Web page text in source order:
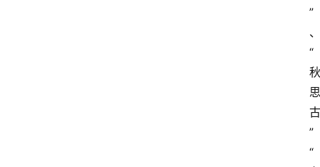
”
、
“
秋
思
古
”
“